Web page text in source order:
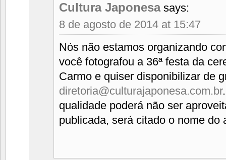
Cultura Japonesa says:
8 de agosto de 2014 at 15:47
Nós não estamos organizando
você fotografou a 36ª festa da
Carmo e quiser disponibilizar de
diretoria@culturajaponesa.com.br
qualidade poderá não ser
publicada, será citado o nome do